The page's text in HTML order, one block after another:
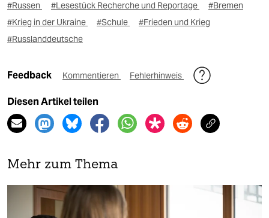
#Russen #Lesestück Recherche und Reportage
#Bremen
#Krieg in der Ukraine
#Schule
#Frieden und Krieg
#Russlanddeutsche
Feedback Kommentieren Fehlerhinweis
Diesen Artikel teilen
Mehr zum Thema